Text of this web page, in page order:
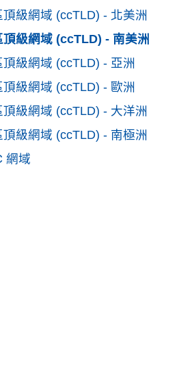
級網域 (ccTLD) - 北美洲
級網域 (ccTLD) - 南美洲
級網域 (ccTLD) - 亞洲
級網域 (ccTLD) - 歐洲
級網域 (ccTLD) - 大洋洲
級網域 (ccTLD) - 南極洲
網域